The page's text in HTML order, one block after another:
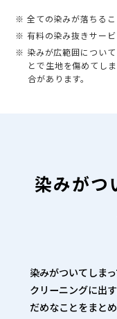
※ 全ての染みが落ちるこ
※ 有料の染み抜きサービ
※ 染みが広範囲につい
とで生地を傷めてし
合があります。
染みがつ
染みがついてしま
クリーニングに出
だめなことをまとめ